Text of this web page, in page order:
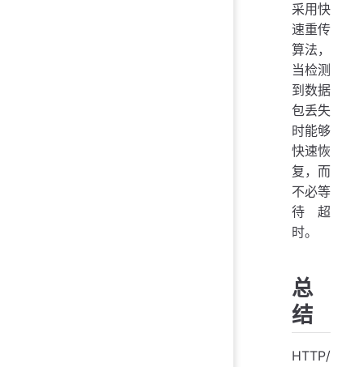
采用快
速重传
算法，
当检测
到数据
包丢失
时能够
快速恢
复，而
不必等
待超
时。
总
结
HTTP/